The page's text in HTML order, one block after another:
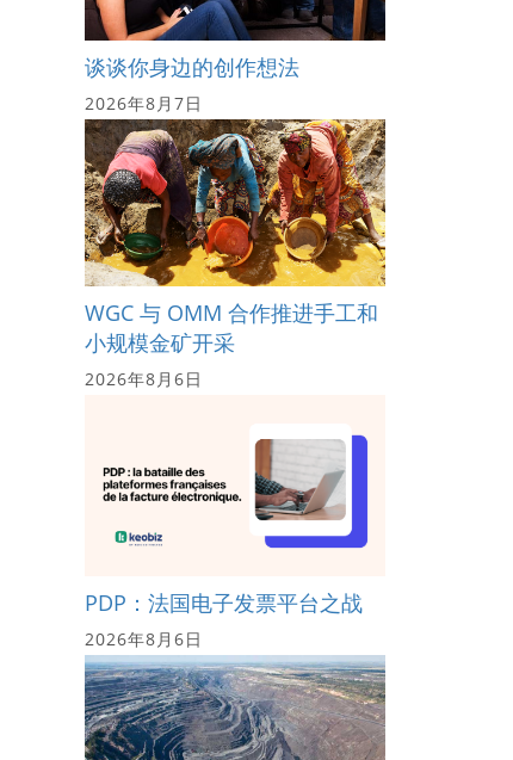
谈谈你身边的创作想法
2026年8月7日
WGC 与 OMM 合作推进手工和
小规模金矿开采
2026年8月6日
PDP：法国电子发票平台之战
2026年8月6日